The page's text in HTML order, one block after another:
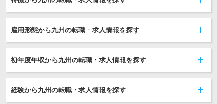
雇用形態から九州の転職・求人情報を探す
初年度年収から九州の転職・求人情報を探す
経験から九州の転職・求人情報を探す